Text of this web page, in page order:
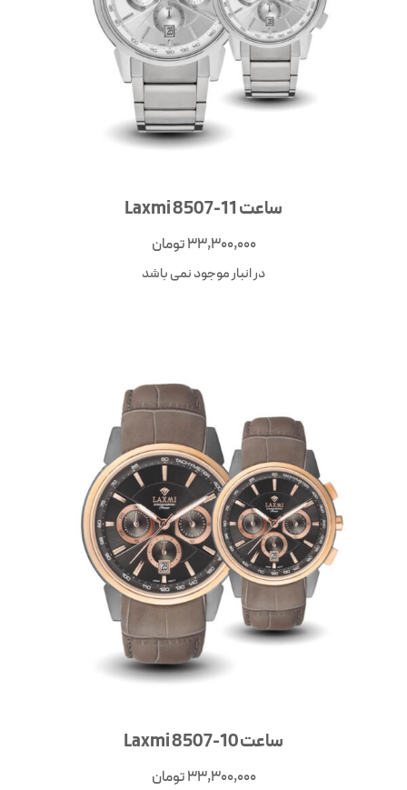
ساعت Laxmi 8507-11
33,300,000تومان
در انبار موجود نمی باشد
ساعت Laxmi 8507-10
33,300,000تومان